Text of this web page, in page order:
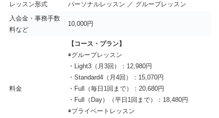
レッスン形式
パーソナルレッスン ／ グループレッスン
入会金・事務手数
料など
10,000円
料金
【コース・プラン】
◉グループレッスン
・Light3（月3回）：12,980円
・Standard4（月4回）：15,070円
・Full（毎日1回まで）：20,680円
・Full（Day）（平日1回まで）：18,480円
◉プライベートレッスン